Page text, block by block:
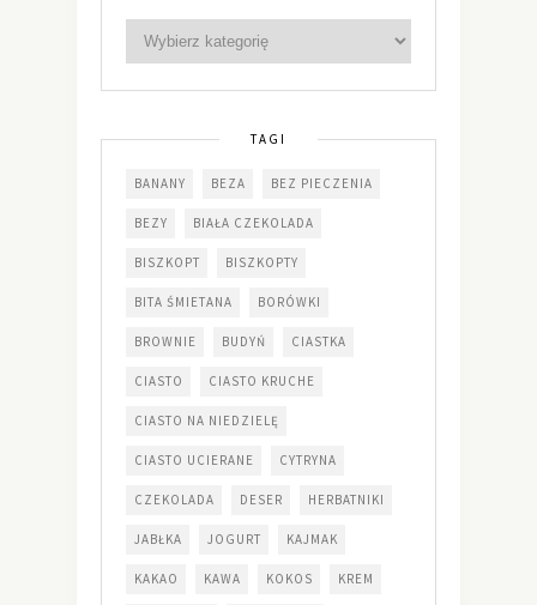
TAGI
BANANY BEZA BEZ PIECZENIA
BEZY BIAŁA CZEKOLADA
BISZKOPT BISZKOPTY
BITA ŚMIETANA BORÓWKI
BROWNIE BUDYŃ CIASTKA
CIASTO CIASTO KRUCHE
CIASTO NA NIEDZIELĘ
CIASTO UCIERANE CYTRYNA
CZEKOLADA DESER HERBATNIKI
JABŁKA JOGURT KAJMAK
KAKAO KAWA KOKOS KREM